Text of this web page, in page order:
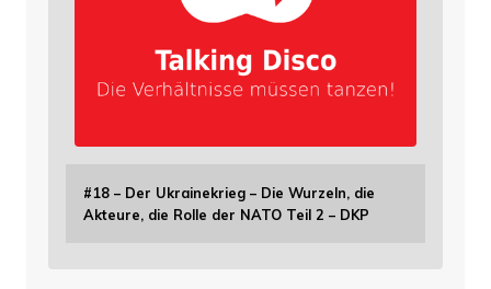
#18 – Der Ukrainekrieg – Die Wurzeln, die
Akteure, die Rolle der NATO Teil 2 – DKP